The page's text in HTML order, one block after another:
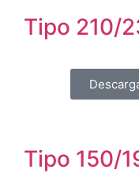
Tipo 210/
Tipo 150/